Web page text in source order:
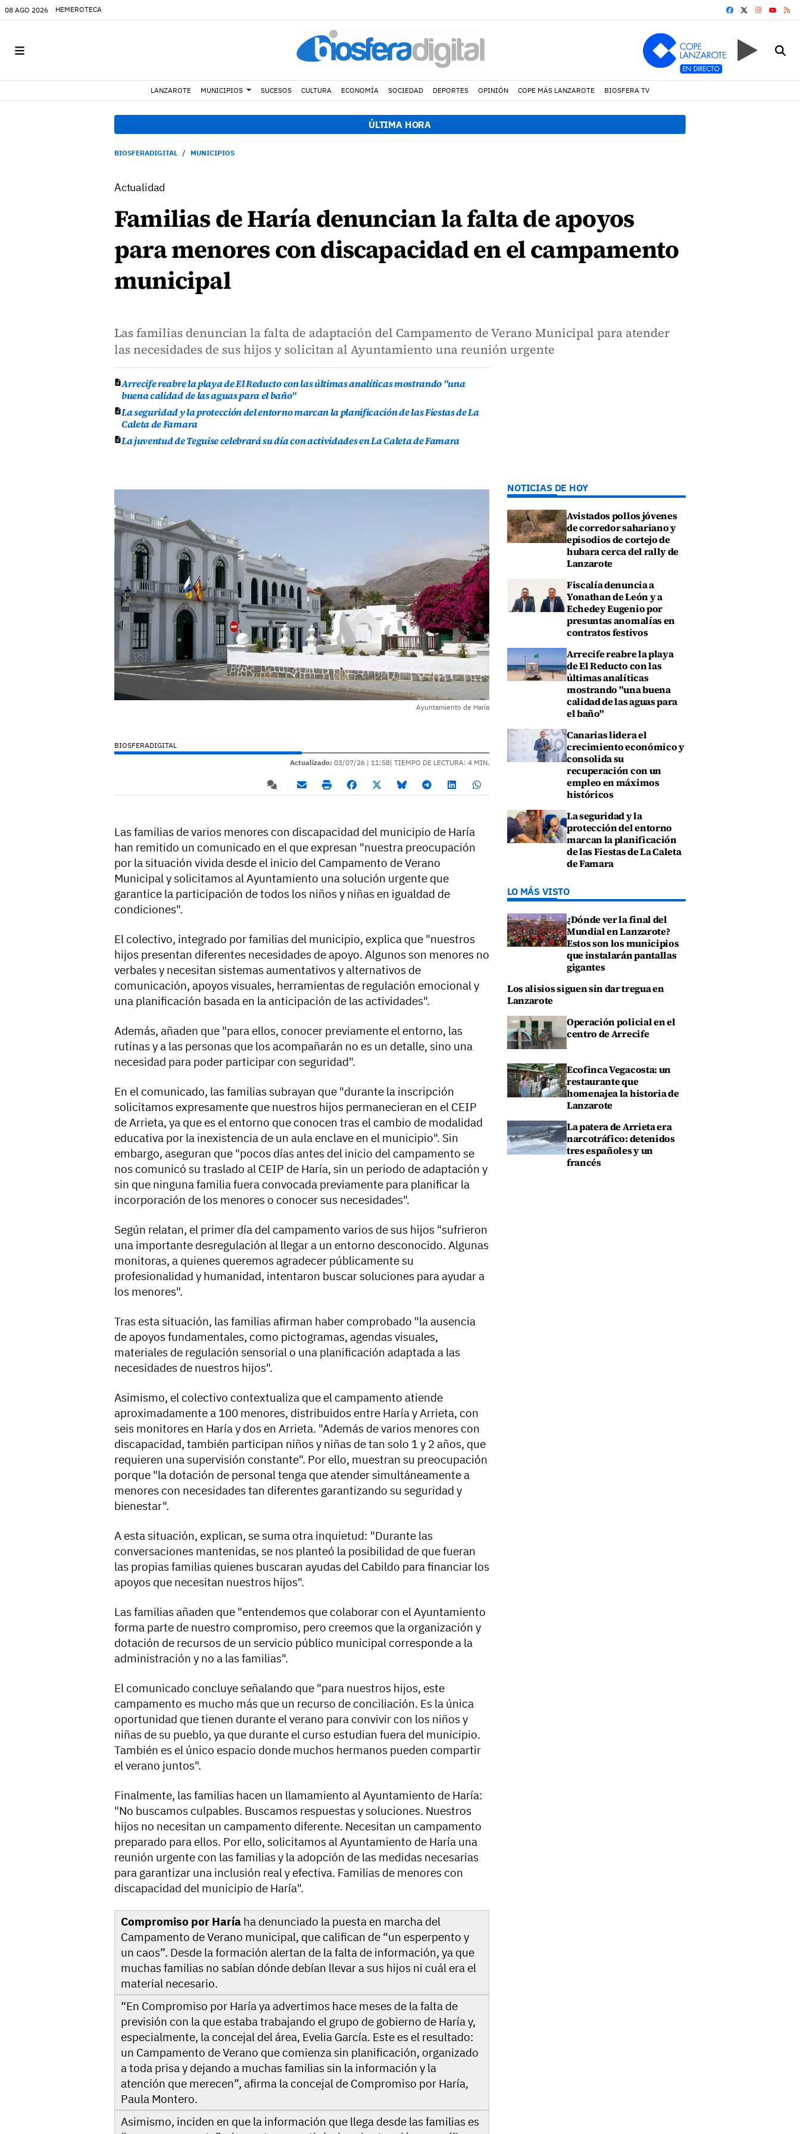
08 AGO 2026 HEMEROTECA FACEBOOK
YOUTUBE
LANZAROTE MUNICIPIOS SUCESOS CULTURA ECONOMÍA SOCIEDAD DEPORTES OPINIÓN COPE MÁS LANZAROTE BIOSFERA TV
ÚLTIMA HORA
BIOSFERADIGITAL MUNICIPIOS
Actualidad
Familias de Haría denuncian la falta de apoyos
para menores con discapacidad en el campamento
municipal
Las familias denuncian la falta de adaptación del Campamento de Verano Municipal para atender
las necesidades de sus hijos y solicitan al Ayuntamiento una reunión urgente
Arrecife reabre la playa de El Reducto con las últimas analíticas mostrando "una
buena calidad de las aguas para el baño"
La seguridad y la protección del entorno marcan la planificación de las Fiestas de La
Caleta de Famara
La juventud de Teguise celebrará su día con actividades en La Caleta de Famara
Ayuntamiento de Haría
BIOSFERADIGITAL
Actualizado: 03/07/26 | 11:58| TIEMPO DE LECTURA: 4 MIN.
Las familias de varios menores con discapacidad del municipio de Haría
han remitido un comunicado en el que expresan "nuestra preocupación
por la situación vivida desde el inicio del Campamento de Verano
Municipal y solicitamos al Ayuntamiento una solución urgente que
garantice la participación de todos los niños y niñas en igualdad de
condiciones".
El colectivo, integrado por familias del municipio, explica que "nuestros
hijos presentan diferentes necesidades de apoyo. Algunos son menores no
verbales y necesitan sistemas aumentativos y alternativos de
comunicación, apoyos visuales, herramientas de regulación emocional y
una planificación basada en la anticipación de las actividades".
Además, añaden que "para ellos, conocer previamente el entorno, las
rutinas y a las personas que los acompañarán no es un detalle, sino una
necesidad para poder participar con seguridad".
En el comunicado, las familias subrayan que "durante la inscripción
solicitamos expresamente que nuestros hijos permanecieran en el CEIP
de Arrieta, ya que es el entorno que conocen tras el cambio de modalidad
educativa por la inexistencia de un aula enclave en el municipio". Sin
embargo, aseguran que "pocos días antes del inicio del campamento se
nos comunicó su traslado al CEIP de Haría, sin un periodo de adaptación y
sin que ninguna familia fuera convocada previamente para planificar la
incorporación de los menores o conocer sus necesidades".
Según relatan, el primer día del campamento varios de sus hijos "sufrieron
una importante desregulación al llegar a un entorno desconocido. Algunas
monitoras, a quienes queremos agradecer públicamente su
profesionalidad y humanidad, intentaron buscar soluciones para ayudar a
los menores".
Tras esta situación, las familias afirman haber comprobado "la ausencia
de apoyos fundamentales, como pictogramas, agendas visuales,
materiales de regulación sensorial o una planificación adaptada a las
necesidades de nuestros hijos".
Asimismo, el colectivo contextualiza que el campamento atiende
aproximadamente a 100 menores, distribuidos entre Haría y Arrieta, con
seis monitores en Haría y dos en Arrieta. "Además de varios menores con
discapacidad, también participan niños y niñas de tan solo 1 y 2 años, que
requieren una supervisión constante". Por ello, muestran su preocupación
porque "la dotación de personal tenga que atender simultáneamente a
menores con necesidades tan diferentes garantizando su seguridad y
bienestar".
A esta situación, explican, se suma otra inquietud: "Durante las
conversaciones mantenidas, se nos planteó la posibilidad de que fueran
las propias familias quienes buscaran ayudas del Cabildo para financiar los
apoyos que necesitan nuestros hijos".
Las familias añaden que "entendemos que colaborar con el Ayuntamiento
forma parte de nuestro compromiso, pero creemos que la organización y
dotación de recursos de un servicio público municipal corresponde a la
administración y no a las familias".
El comunicado concluye señalando que "para nuestros hijos, este
campamento es mucho más que un recurso de conciliación. Es la única
oportunidad que tienen durante el verano para convivir con los niños y
niñas de su pueblo, ya que durante el curso estudian fuera del municipio.
También es el único espacio donde muchos hermanos pueden compartir
el verano juntos".
Finalmente, las familias hacen un llamamiento al Ayuntamiento de Haría:
"No buscamos culpables. Buscamos respuestas y soluciones. Nuestros
hijos no necesitan un campamento diferente. Necesitan un campamento
preparado para ellos. Por ello, solicitamos al Ayuntamiento de Haría una
reunión urgente con las familias y la adopción de las medidas necesarias
para garantizar una inclusión real y efectiva. Familias de menores con
discapacidad del municipio de Haría".
Compromiso por Haría ha denunciado la puesta en marcha del
Campamento de Verano municipal, que califican de “un esperpento y
un caos”. Desde la formación alertan de la falta de información, ya que
muchas familias no sabían dónde debían llevar a sus hijos ni cuál era el
material necesario.
“En Compromiso por Haría ya advertimos hace meses de la falta de
previsión con la que estaba trabajando el grupo de gobierno de Haría y,
especialmente, la concejal del área, Evelia García. Este es el resultado:
un Campamento de Verano que comienza sin planificación, organizado
a toda prisa y dejando a muchas familias sin la información y la
atención que merecen”, afirma la concejal de Compromiso por Haría,
Paula Montero.
Asimismo, inciden en que la información que llega desde las familias es
NOTICIAS DE HOY
Avistados pollos jóvenes
de corredor sahariano y
episodios de cortejo de
hubara cerca del rally de
Lanzarote
Fiscalía denuncia a
Yonathan de León y a
Echedey Eugenio por
presuntas anomalías en
contratos festivos
Arrecife reabre la playa
de El Reducto con las
últimas analíticas
mostrando "una buena
calidad de las aguas para
el baño"
Canarias lidera el
crecimiento económico y
consolida su
recuperación con un
empleo en máximos
históricos
La seguridad y la
protección del entorno
marcan la planificación
de las Fiestas de La Caleta
de Famara
LO MÁS VISTO
¿Dónde ver la final del
Mundial en Lanzarote?
Estos son los municipios
que instalarán pantallas
gigantes
Los alisios siguen sin dar tregua en
Lanzarote
Operación policial en el
centro de Arrecife
Ecofinca Vegacosta: un
restaurante que
homenajea la historia de
Lanzarote
La patera de Arrieta era
narcotráfico: detenidos
tres españoles y un
francés